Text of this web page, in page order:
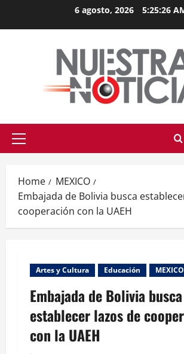
6 agosto, 2026 5:25:26
Primary
Home
MEXICO
Embajada de Bolivia busca
cooperación con la UAEH
Artes y Cultura Educación MEXICO
Embajada de Bolivia busca
establecer lazos de
con la UAEH